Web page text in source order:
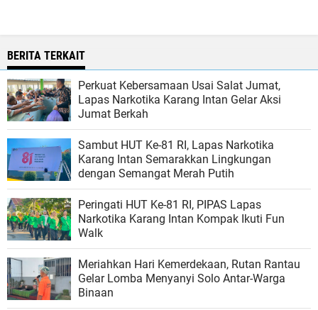
BERITA TERKAIT
Perkuat Kebersamaan Usai Salat Jumat,
Lapas Narkotika Karang Intan Gelar Aksi
Jumat Berkah
Sambut HUT Ke-81 RI, Lapas Narkotika
Karang Intan Semarakkan Lingkungan
dengan Semangat Merah Putih
Peringati HUT Ke-81 RI, PIPAS Lapas
Narkotika Karang Intan Kompak Ikuti Fun
Walk
Meriahkan Hari Kemerdekaan, Rutan Rantau
Gelar Lomba Menyanyi Solo Antar-Warga
Binaan